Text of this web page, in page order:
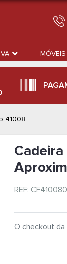
41008
REF:
O checkout